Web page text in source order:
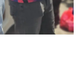
Sakarya
Samsun